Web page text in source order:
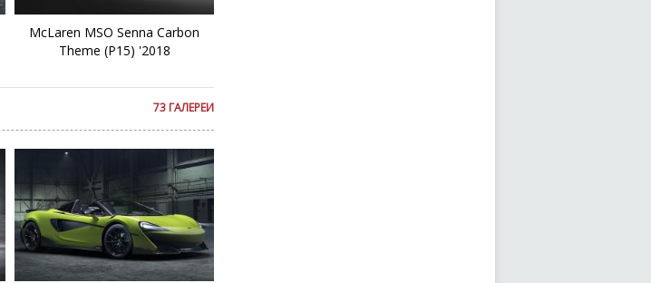
McLaren MSO Senna Carbon
Theme (P15) '2018
73 ГАЛЕРЕИ